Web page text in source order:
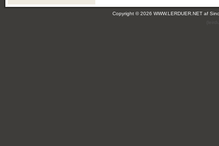
Copyright © 2026 WWW.LERDUER.NET af